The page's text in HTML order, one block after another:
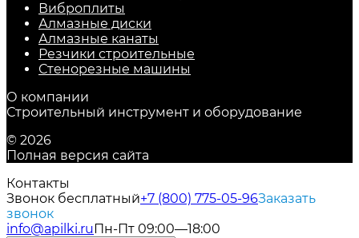
Виброплиты
Алмазные диски
Алмазные канаты
Резчики строительные
Стенорезные машины
О компании
Строительный инструмент и оборудование
© 2026
Полная версия сайта
Контакты
Звонок бесплатный+7 (800) 775-05-96Заказать
звонок
info@apilki.ru Пн-Пт 09:00—18:00